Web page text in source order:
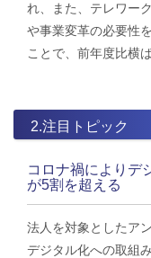
れ、また、テレワー
や事業変革の必要性
ことで、前年度比横
2.注目トピック
コロナ禍によりデ
が5割を超える
法人を対象としたア
デジタル化への取組